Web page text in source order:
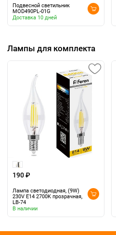
Подвесной светильник
MOD490PL-01G
Доставка 10 дней
Лампы для комплекта
190 ₽
Лампа светодиодная, (9W)
230V E14 2700K прозрачная,
LB-74
В наличии